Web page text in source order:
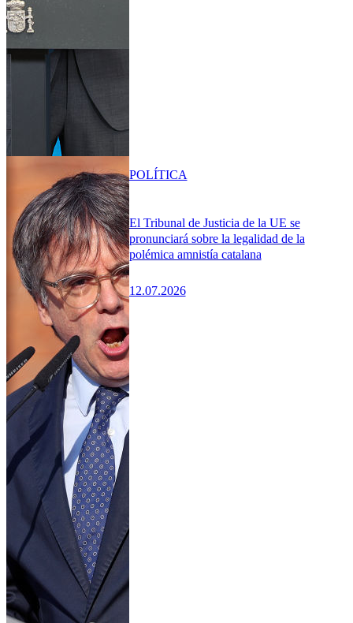
El Tribunal de Justicia de la UE se
pronunciará sobre la legalidad de la
polémica amnistía catalana
12.07.2026
POLÍTICA